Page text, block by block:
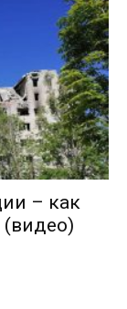
– как